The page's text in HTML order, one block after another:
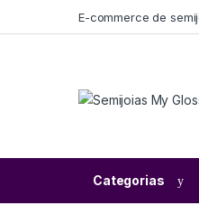
E-commerce de
Categorias